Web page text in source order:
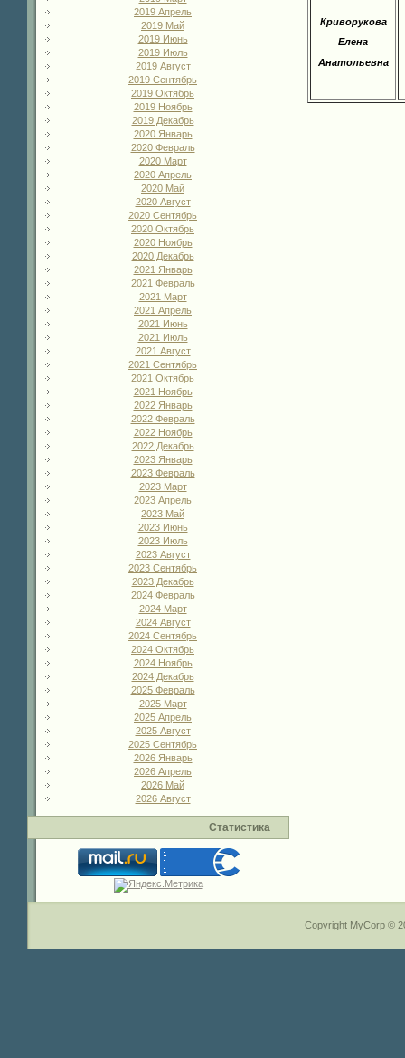
2019 Апрель
2019 Май
2019 Июнь
2019 Июль
2019 Август
2019 Сентябрь
2019 Октябрь
2019 Ноябрь
2019 Декабрь
2020 Январь
2020 Февраль
2020 Март
2020 Апрель
2020 Май
2020 Август
2020 Сентябрь
2020 Октябрь
2020 Ноябрь
2020 Декабрь
2021 Январь
2021 Февраль
2021 Март
2021 Апрель
2021 Июнь
2021 Июль
2021 Август
2021 Сентябрь
2021 Октябрь
2021 Ноябрь
2022 Январь
2022 Февраль
2022 Ноябрь
2022 Декабрь
2023 Январь
2023 Февраль
2023 Март
2023 Апрель
2023 Май
2023 Июнь
2023 Июль
2023 Август
2023 Сентябрь
2023 Декабрь
2024 Февраль
2024 Март
2024 Август
2024 Сентябрь
2024 Октябрь
2024 Ноябрь
2024 Декабрь
2025 Февраль
2025 Март
2025 Апрель
2025 Август
2025 Сентябрь
2026 Январь
2026 Апрель
2026 Май
2026 Август
Статистика
Криворукова
Елена
Анатольевна
Copyright MyCorp ©